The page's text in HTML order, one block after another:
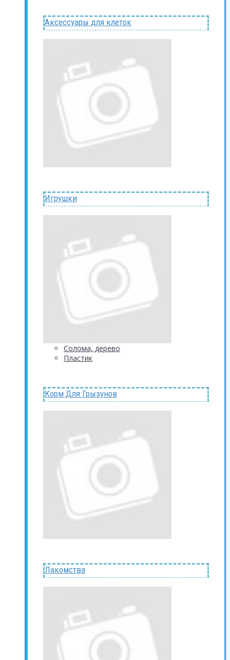
Аксессуары для клеток
Игрушки
Солома, дерево
Пластик
Корм Для Грызунов
Лакомства